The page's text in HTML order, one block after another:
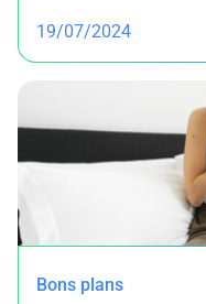
19/07/2024
Bons plans